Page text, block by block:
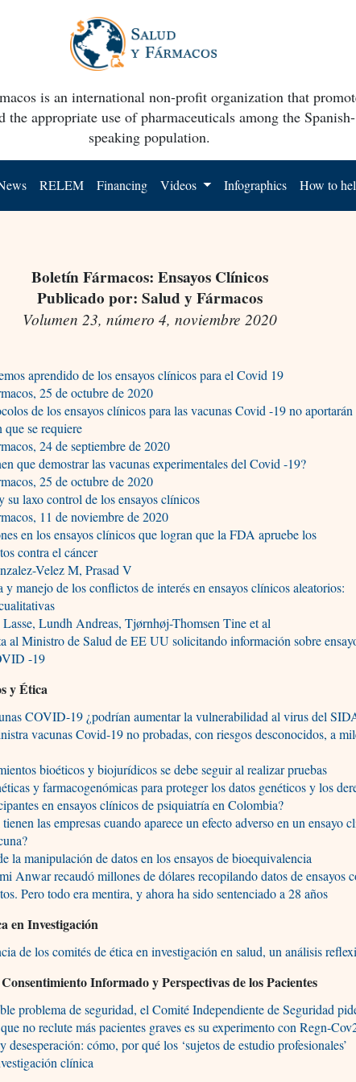
is an international non-profit organization that
the appropriate use of pharmaceuticals among the Spanish-
speaking population.
RELEM Financing Videos Infographics How to
Boletín Fármacos: Ensayos Clínicos
Publicado por: Salud y Fármacos
Volumen 23, número 4, noviembre 2020
aprendido de los ensayos clínicos para el Covid 19
25 de octubre de 2020
de los ensayos clínicos para las vacunas Covid -19 no aportarán
se requiere
24 de septiembre de 2020
que demostrar las vacunas experimentales del Covid -19?
25 de octubre de 2020
laxo control de los ensayos clínicos
11 de noviembre de 2020
en los ensayos clínicos que logran que la FDA apruebe los
contra el cáncer
Velez M, Prasad V
manejo de los conflictos de interés en ensayos clínicos aleatorios:
Lundh Andreas, Tjørnhøj-Thomsen Tine et al
al Ministro de Salud de EE UU solicitando información sobre
-19
y Ética
COVID-19 ¿podrían aumentar la vulnerabilidad al virus del
vacunas Covid-19 no probadas, con riesgos desconocidos, a
bioéticos y biojurídicos se debe seguir al realizar pruebas
y farmacogenómicas para proteger los datos genéticos y los
en ensayos clínicos de psiquiatría en Colombia?
las empresas cuando aparece un efecto adverso en un ensayo
la manipulación de datos en los ensayos de bioequivalencia
Anwar recaudó millones de dólares recopilando datos de ensayos
Pero todo era mentira, y ahora ha sido sentenciado a 28 años
en Investigación
de los comités de ética en investigación en salud, un análisis
Informado y Perspectivas de los Pacientes
problema de seguridad, el Comité Independiente de Seguridad
no reclute más pacientes graves es su experimento con Regn-
cómo, por qué los ‘sujetos de estudio profesionales’
clínica